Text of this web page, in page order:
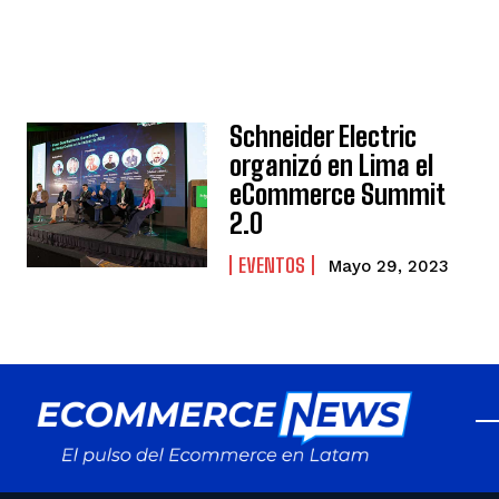
Schneider Electric
organizó en Lima el
eCommerce Summit
2.0
EVENTOS Mayo 29, 2023